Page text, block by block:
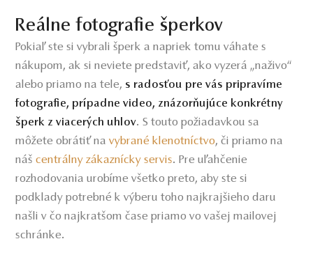
Reálne fotografie šperkov
Pokiaľ ste si vybrali šperk a napriek tomu váhate s
nákupom, ak si neviete predstaviť, ako vyzerá „naživo“
alebo priamo na tele, s radosťou pre vás pripravíme
fotografie, prípadne video, znázorňujúce konkrétny
šperk z viacerých uhlov. S touto požiadavkou sa
môžete obrátiťnavybrané klenotníctvo,či priamo na
náš centrálny zákaznícky servis. Pre uľahčenie
rozhodovania urobíme všetko preto, aby ste si
podklady potrebné k výberu toho najkrajšieho daru
našli v čo najkratšom čase priamo vo vašej mailovej
schránke.